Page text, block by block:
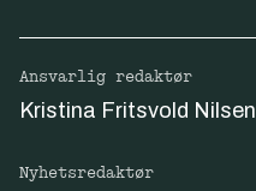
Ansvarlig redaktør
Kristina Fritsvold Nilsen
Nyhetsredaktør